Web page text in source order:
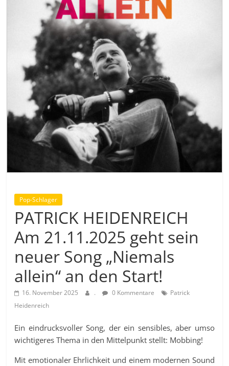
Pop-Schlager
PATRICK HEIDENREICH
Am 21.11.2025 geht sein
neuer Song „Niemals
allein“ an den Start!
16. November 2025 . 0 Kommentare
Patrick
Heidenreich
Ein eindrucksvoller Song, der ein sensibles, aber umso
wichtigeres Thema in den Mittelpunkt stellt: Mobbing!
Mit emotionaler Ehrlichkeit und einem modernen Sound